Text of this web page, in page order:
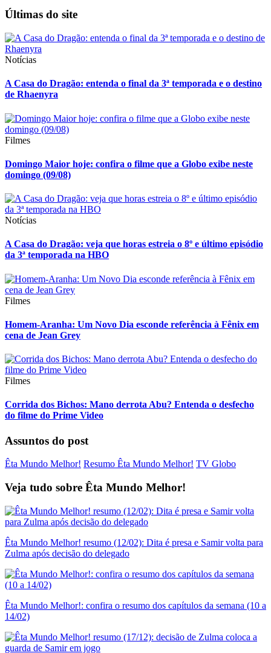
Últimas do site
Notícias
A Casa do Dragão: entenda o final da 3ª temporada e o destino
de Rhaenyra
Filmes
Domingo Maior hoje: confira o filme que a Globo exibe neste
domingo (09/08)
Notícias
A Casa do Dragão: veja que horas estreia o 8º e último episódio
da 3ª temporada na HBO
Filmes
Homem-Aranha: Um Novo Dia esconde referência à Fênix em
cena de Jean Grey
Filmes
Corrida dos Bichos: Mano derrota Abu? Entenda o desfecho
do filme do Prime Video
Assuntos do post
Êta Mundo Melhor! Resumo Êta Mundo Melhor! TV Globo
Veja tudo sobre Êta Mundo Melhor!
Êta Mundo Melhor! resumo (12/02): Dita é presa e Samir volta para
Zulma após decisão do delegado
Êta Mundo Melhor!: confira o resumo dos capítulos da semana (10 a
14/02)